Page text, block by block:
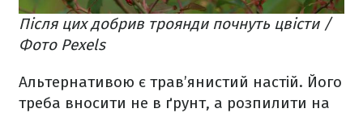
Після цих добрив троянди почнуть цвісти /
Фото Pexels
Альтернативою є трав’янистий настій. Його
треба вносити не в ґрунт, а розпилити на